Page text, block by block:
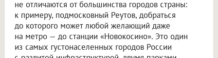
не отличаются от большинства городов страны:
к примеру, подмосковный Реутов, добраться
до которого может любой желающий даже
на метро — до станции «Новокосино». Это один
из самых густонаселенных городов России